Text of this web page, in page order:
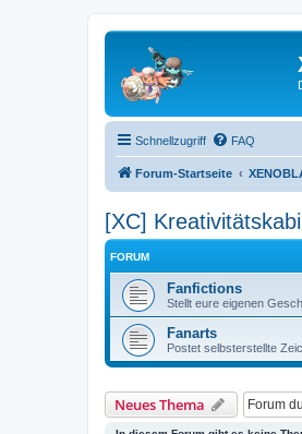
Schnellzugriff FAQ
Forum-Startseite
[XC]
FORUM
Fanfictions
Stellt eure eigenen
Fanarts
Postet selbsterstellte
Neues Thema